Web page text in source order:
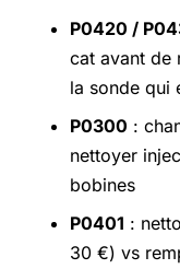
P0420 /
cat avant de
la sonde qui
P0300 :
nettoyer
bobines
P0401 :
30 €) vs